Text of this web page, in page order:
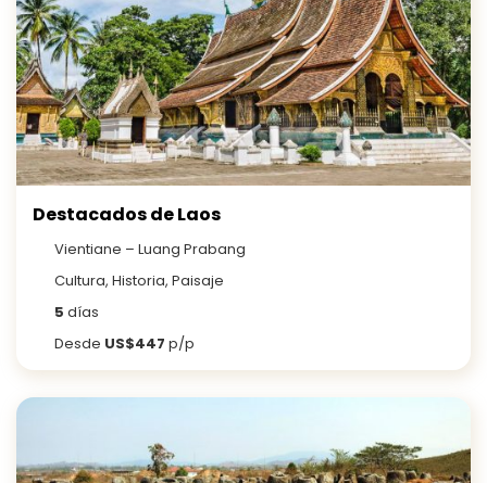
Destacados de Laos
Vientiane – Luang Prabang
Cultura, Historia, Paisaje
5 días
Desde US$447 p/p